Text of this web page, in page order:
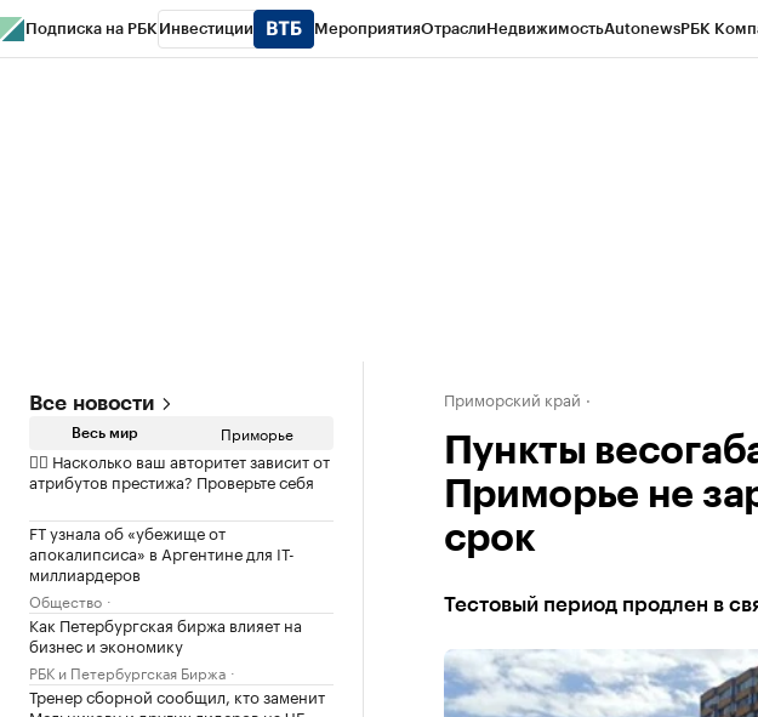
Подписка на РБК Инвестиции МероприятияОтраслиНедвижимостьAutonewsРБК
Все новости
Весь мир Приморье
✍🏻 Насколько ваш авторитет зависит от
атрибутов престижа? Проверьте себя
FT узнала об «убежище от
апокалипсиса» в Аргентине для IT-
миллиардеров
Общество
Как Петербургская биржа влияет на
бизнес и экономику
РБК и Петербургская Биржа
Тренер сборной сообщил, кто заменит
Приморский край
Пункты
Приморье не
срок
Тестовый период продлен в